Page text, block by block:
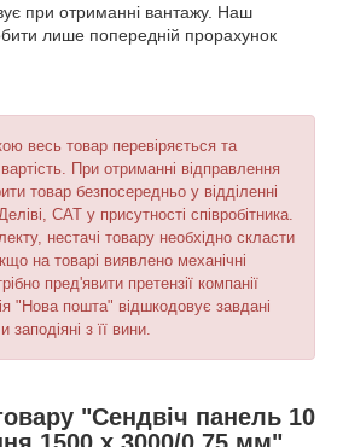
при отриманні вантажу. Наш
лише попередній прорахунок
весь товар перевіряється та
При отриманні відправлення
товар безпосередньо у відділенні
САТ у присутності співробітника.
нестачі товару необхідно скласти
на товарі виявлено механічні
пред'явити претензії компанії
"Нова пошта" відшкодовує завдані
з її вини.
"Сендвіч панель 10